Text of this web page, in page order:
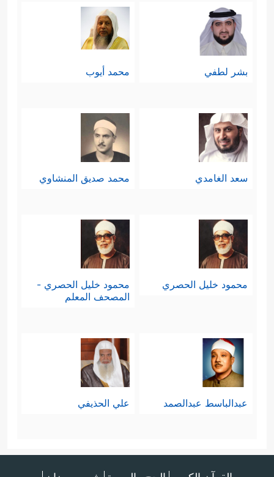
بشر لطفي محمد أيوب
سعد الغامدي محمد صديق المنشاوي
محمود خليل الحصري
محمود خليل الحصري -
المصحف المعلم
عبدالباسط عبدالصمد علي الحذيفي